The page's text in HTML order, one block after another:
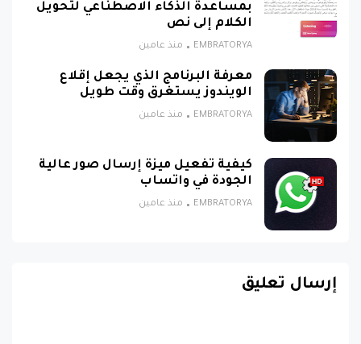
بمساعدة الذكاء الاصطناعي لتحويل
الكلام إلى نص
EMBRATORYA منذ عامين
معرفة البرنامج الذي يجعل إقلاع
الويندوز يستغرق وقت طويل
EMBRATORYA منذ عامين
كيفية تفعيل ميزة إرسال صور عالية
الجودة في واتساب
EMBRATORYA منذ عامين
إرسال تعليق